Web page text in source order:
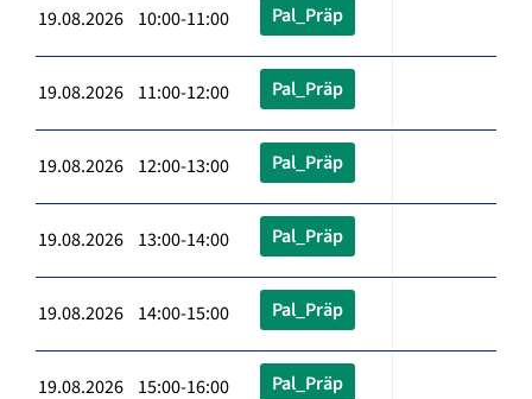
19.08.2026 10:00-11:00 Pal_Präp
19.08.2026 11:00-12:00 Pal_Präp
19.08.2026 12:00-13:00 Pal_Präp
19.08.2026 13:00-14:00 Pal_Präp
19.08.2026 14:00-15:00 Pal_Präp
19.08.2026 15:00-16:00 Pal_Präp